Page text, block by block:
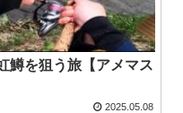
鱒を狙う旅【アメマス
2025.05.08